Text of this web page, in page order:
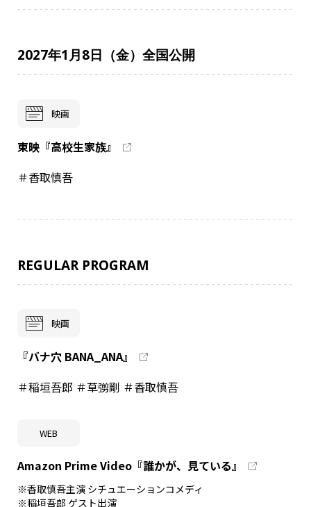
2027年1月8日（金）全国公開
映画
東映『高校生家族』
＃香取慎吾
REGULAR PROGRAM
映画
『バナ穴 BANA_ANA』
＃稲垣吾郎 ＃草彅剛 ＃香取慎吾
WEB
Amazon Prime Video『誰かが、見ている』
※香取慎吾主演 シチュエーションコメディ
※稲垣吾郎 ゲスト出演